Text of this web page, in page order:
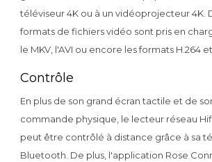
téléviseur 4K ou à un vidéoprojecteur 4K.
formats de fichiers vidéo sont pris en
le MKV, l'AVI ou encore les formats H.264 et
Contrôle
En plus de son grand écran tactile et de
commande physique, le lecteur réseau Hifi
peut être contrôlé à distance grâce à sa
Bluetooth. De plus, l'application Rose